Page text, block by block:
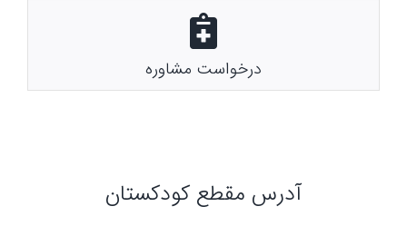
درخواست مشاوره
آدرس مقطع کودکستان